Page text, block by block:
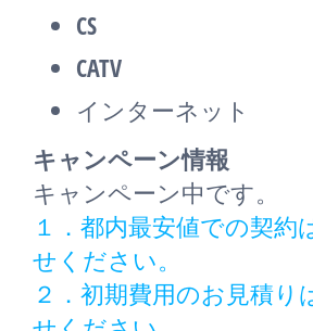
CS
CATV
インターネット
キャンペーン情報
キャンペーン中です。
１．都内最安値での契約
せください。
２．初期費用のお見積り